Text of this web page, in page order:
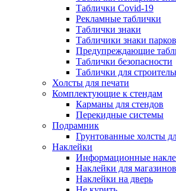
Таблички Covid-19
Рекламные таблички
Таблички знаки
Табличики знаки
Предупреждающие
Таблички безопасности
Таблички для
Холсты для печати
Комплектующие к стендам
Карманы для стендов
Перекидные системы
Подрамник
Грунтованные холсты
Наклейки
Информационные
Наклейки для магазинов
Наклейки на дверь